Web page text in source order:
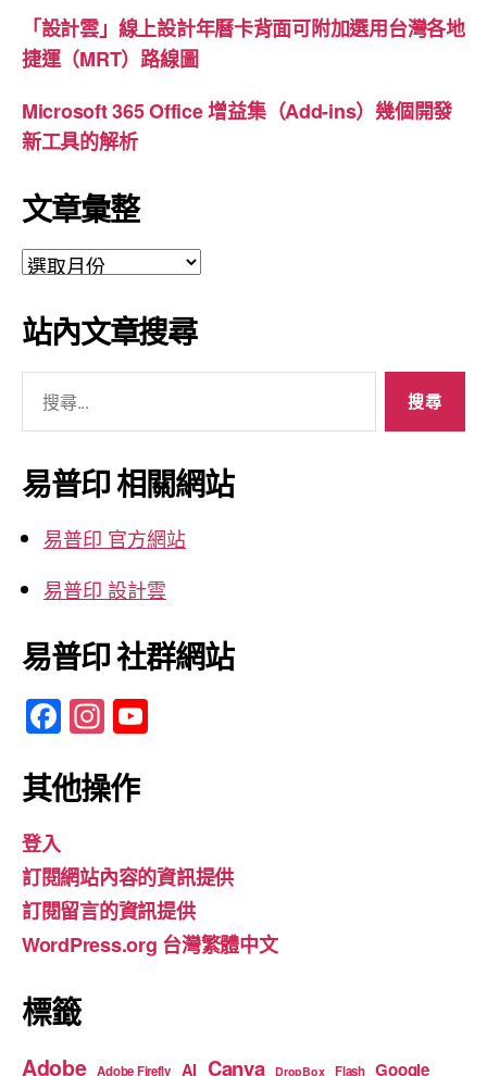
「設計雲」線上設計年曆卡背面可附加選用台灣各地
捷運（MRT）路線圖
Microsoft 365 Office 增益集（Add-ins）幾個開發
新工具的解析
文章彙整
文
彙
整
站內文章搜尋
關
鍵
字:
易普印 相關網站
易普印 官方網站
易普印 設計雲
易普印 社群網站
F
c
b
o
o
k
In
a
a
m
u
b
e
其他操作
登入
訂閱網站內容的資訊提供
訂閱留言的資訊提供
WordPress.org 台灣繁體中文
標籤
Adobe Adobe Firefly AI Canva DropBox Flash Google